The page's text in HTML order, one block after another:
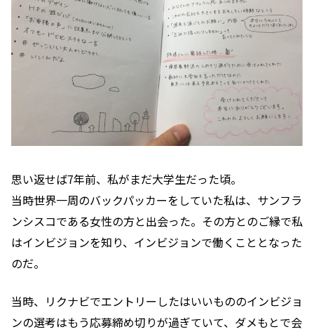
思い返せば7年前、私がまだ大学生だった頃。
当時世界一周のバックパッカーをしていた私は、サンフラ
ンシスコである女性の方と出会った。その方とのご縁で私
はインビジョンを知り、インビジョンで働くこととなった
のだ。
当時、リクナビでエントリーしたはいいもののインビジョ
ンの選考はもう応募締め切りが過ぎていて、ダメもとで会